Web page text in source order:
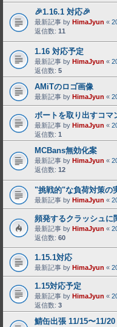
🎉1.16.1 対応🎉
最新記事 by HimaJyun «
返信数: 11
1.16 対応予定
最新記事 by HimaJyun «
返信数: 5
AMiTのロゴ画像
最新記事 by HimaJyun «
ボートを取り出すコマ
最新記事 by HimaJyun «
返信数: 1
MCBans無効化案
最新記事 by HimaJyun «
返信数: 12
"挑戦的"な負荷対策の
最新記事 by HimaJyun «
頻発するクラッシュに
最新記事 by HimaJyun «
返信数: 60
1.15.1対応
最新記事 by HimaJyun «
1.15対応予定
最新記事 by HimaJyun «
返信数: 3
鯖缶出張 11/15〜11/20